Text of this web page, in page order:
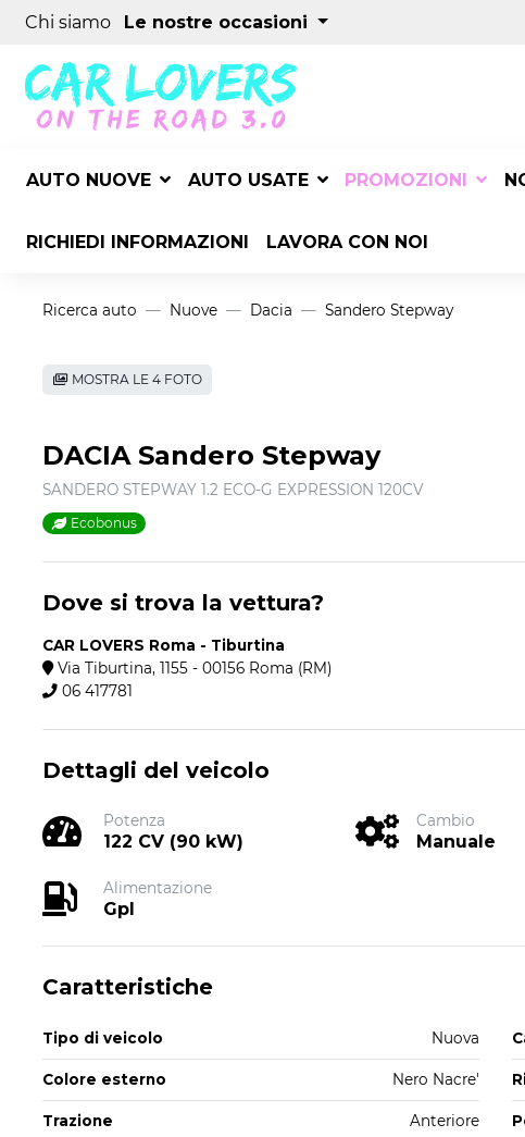
Chi siamo Le nostre occasioni
AUTO NUOVE AUTO USATE PROMOZIONI
RICHIEDI INFORMAZIONI LAVORA CON NOI
Ricerca auto Nuove Dacia Sandero Stepway
MOSTRA LE 4 FOTO
DACIA Sandero Stepway
SANDERO STEPWAY 1.2 ECO-G EXPRESSION 120CV
Ecobonus
Dove si trova la vettura?
CAR LOVERS Roma - Tiburtina
Via Tiburtina, 1155 - 00156 Roma (RM)
06 417781
Dettagli del veicolo
Potenza
122 CV (90 kW)
Cambio
Manuale
Alimentazione
Gpl
Caratteristiche
Tipo di veicolo Nuova
Colore esterno Nero Nacre'
Trazione Anteriore